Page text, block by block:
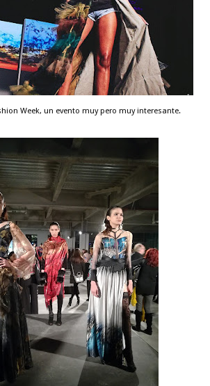
Week, un evento muy pero muy interesante.